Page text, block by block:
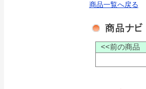
商品一覧へ戻る
<<前の商品